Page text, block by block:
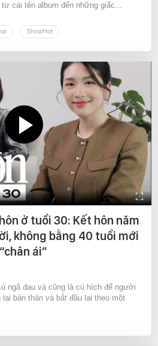
cái tên album đến những giấc...
ShowHot
ở tuổi 30: Kết hôn năm
không bằng 40 tuổi mới
ái”
ngã đau và cũng là cú hích để người
bản thân và bắt đầu lại theo một